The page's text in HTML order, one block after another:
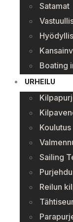
Satamat
Boating
URHEILU
Koulutus
Sailing
Reilun